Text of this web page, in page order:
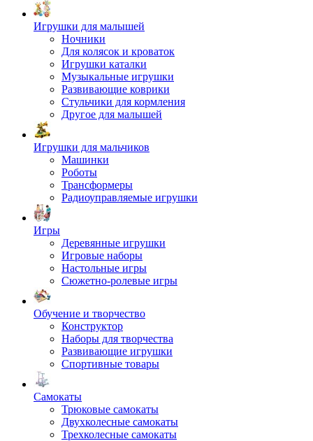
Игрушки для малышей
Ночники
Для колясок и кроваток
Игрушки каталки
Музыкальные игрушки
Развивающие коврики
Стульчики для кормления
Другое для малышей
Игрушки для мальчиков
Машинки
Роботы
Трансформеры
Радиоуправляемые игрушки
Игры
Деревянные игрушки
Игровые наборы
Настольные игры
Сюжетно-ролевые игры
Обучение и творчество
Конструктор
Наборы для творчества
Развивающие игрушки
Спортивные товары
Самокаты
Трюковые самокаты
Двухколесные самокаты
Трехколесные самокаты